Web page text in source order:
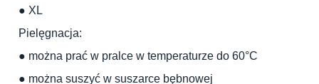
● XL
Pielęgnacja:
● można prać w pralce w temperaturze do 60°C
● można suszyć w suszarce bębnowej